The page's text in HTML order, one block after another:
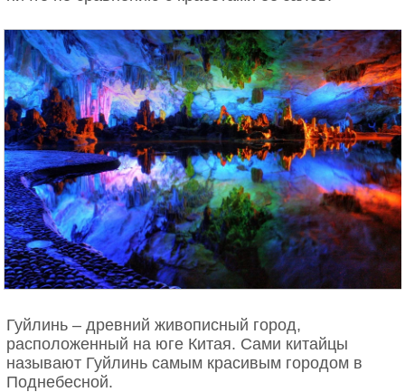
Гуйлинь – древний живописный город,
расположенный на юге Китая. Сами китайцы
называют Гуйлинь самым красивым городом в
Поднебесной.